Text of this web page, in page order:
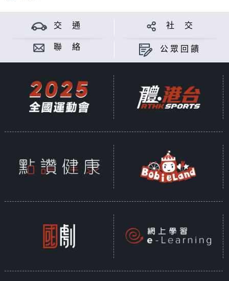
交 通 社 交
聯 絡 公眾回饋